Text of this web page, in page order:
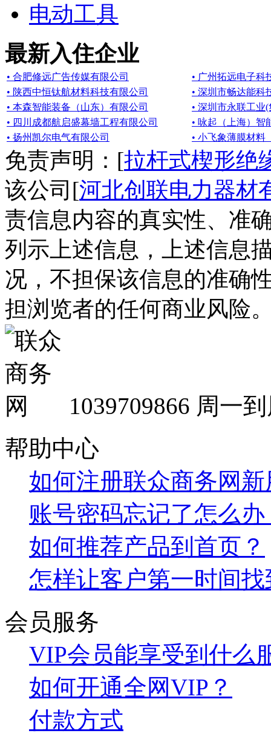
电动工具
最新入住企业
• 合肥修远广告传媒有限公司
• 广州拓远电子科
• 陕西中恒钛航材料科技有限公司
• 深圳市畅达能科
• 本森智能装备（山东）有限公司
• 深圳市永联工业
• 四川成都航启盛幕墙工程有限公司
• 咏起（上海）智
• 扬州凯尔电气有限公司
• 小飞象薄膜材料
免责声明：[拉杆式楔形绝
该公司[河北创联电力器材
责信息内容的真实性、准
列示上述信息，上述信息
况，不担保该信息的准确
担浏览者的任何商业风险
1039709866 周一
帮助中心
如何注册联众商务网
账号密码忘记了怎么办
如何推荐产品到首页？
怎样让客户第一时间
会员服务
VIP会员能享受到什么
如何开通全网VIP？
付款方式